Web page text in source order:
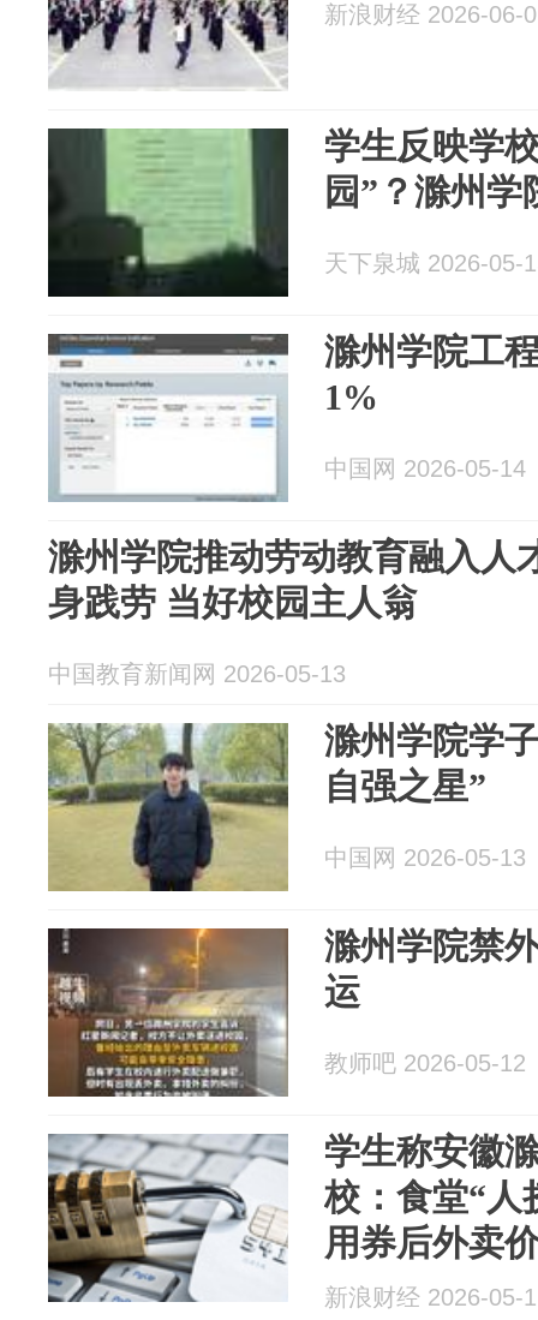
新浪财经 2026-06-
学生反映学
园”？滁州
天下泉城 2026-05-
滁州学院工
1%
中国网 2026-05-14
滁州学院推动劳动教育融入
身践劳 当好校园主人翁
中国教育新闻网 2026-05-13
滁州学院学
自强之星”
中国网 2026-05-13
滁州学院禁
运
教师吧 2026-05-12
学生称安徽
校：食堂“人
用券后外卖
应
新浪财经 2026-05-